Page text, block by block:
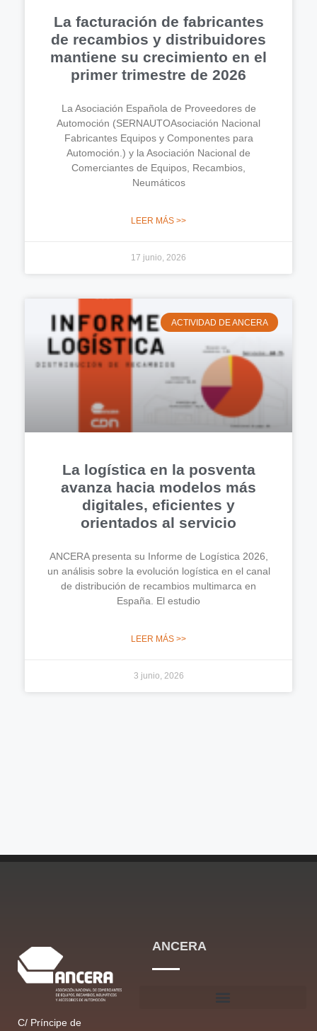
La facturación de fabricantes
de recambios y distribuidores
mantiene su crecimiento en el
primer trimestre de 2026
La Asociación Española de Proveedores de
Automoción (SERNAUTOAsociación Nacional
Fabricantes Equipos y Componentes para
Automoción.) y la Asociación Nacional de
Comerciantes de Equipos, Recambios,
Neumáticos
LEER MÁS >>
17 junio, 2026
ACTIVIDAD DE ANCERA
La logística en la posventa
avanza hacia modelos más
digitales, eficientes y
orientados al servicio
ANCERA presenta su Informe de Logística 2026,
un análisis sobre la evolución logística en el canal
de distribución de recambios multimarca en
España. El estudio
LEER MÁS >>
3 junio, 2026
C/ Príncipe de
ANCERA